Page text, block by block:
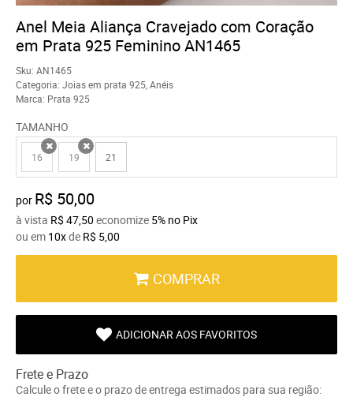
Anel Meia Aliança Cravejado com Coração
em Prata 925 Feminino AN1465
Sku: AN1465
Categoria: Joias em prata 925 Anéis
Marca: Prata 925
TAMANHO
16x 19x 21
por R$ 50,00
à vista R$ 47,50 economize 5% no Pix
ou em 10xde R$ 5,00
COMPRAR
ADICIONAR AOS FAVORITOS
Frete e Prazo
Calcule o frete e o prazo de entrega estimados para sua região: